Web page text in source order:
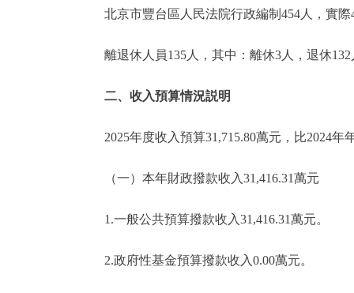
北京市豐台區人民法院行政編制454人，實際
離退休人員135人，其中：離休3人，退休132
二、收入預算情況説明
2025年度收入預算31,715.80萬元，比2024年
（一）本年財政撥款收入31,416.31萬元
1.一般公共預算撥款收入31,416.31萬元。
2.政府性基金預算撥款收入0.00萬元。